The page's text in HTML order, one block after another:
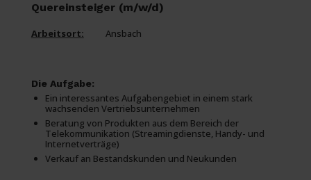
Quereinsteiger (m/w/d)
Arbeitsort: Ansbach
Die Aufgabe:
Ein interessantes Aufgabengebiet in einem stark
wachsenden Vertriebsunternehmen
Beratung von Produkten aus dem Bereich der
Telekommunikation (Streamingdienste, Handy- und
Internetverträge)
Verkauf an Bestandskunden und Neukunden